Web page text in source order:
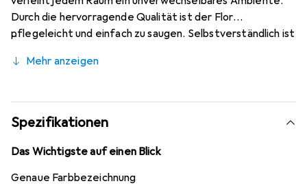
Durch die hervorragende Qualität ist der Flor
pflegeleicht und einfach zu saugen. Selbstverständlich ist
umweltfreundlich.
Mehr anzeigen
Spezifikationen
Das Wichtigste auf einen Blick
Genaue Farbbezeichnung